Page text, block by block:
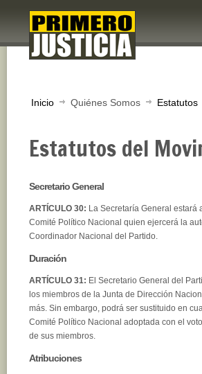
Inicio Quiénes Somos Estatutos
Estatutos del
Secretario General
ARTÍCULO 30: La Secretaría General estará
Comité Político Nacional quien ejercerá la
Coordinador Nacional del Partido.
Duración
ARTÍCULO 31: El Secretario General del
los miembros de la Junta de Dirección
más. Sin embargo, podrá ser sustituido en
Comité Político Nacional adoptada con el
de sus miembros.
Atribuciones